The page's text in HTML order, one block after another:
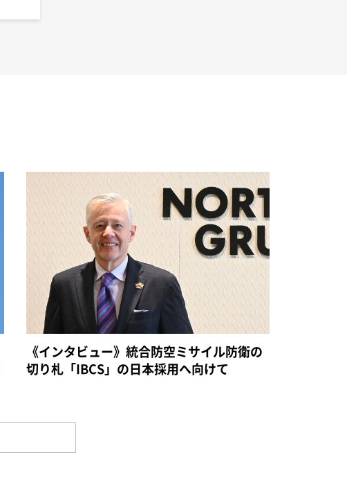
《インタビュー》統合防空ミサイル防衛の
切り札「IBCS」の日本採用へ向けて